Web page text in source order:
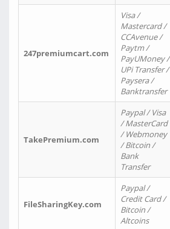
247premiumcart.com
Visa /
Mastercard /
CCAvenue /
Paytm /
PayUMoney /
UPi Transfer /
Paysera /
Banktransfer
TakePremium.com
Paypal / Visa
/ MasterCard
/ Webmoney
/ Bitcoin /
Bank
Transfer
FileSharingKey.com
Paypal /
Credit Card /
Bitcoin /
Altcoins